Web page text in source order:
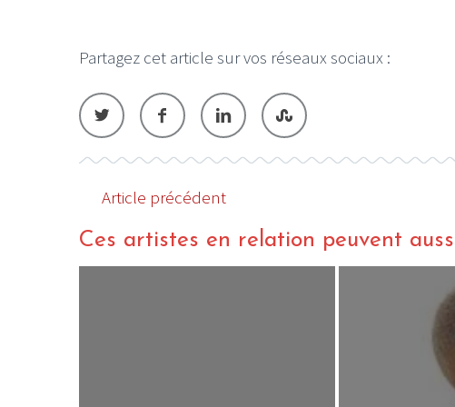
Partagez cet article sur vos réseaux sociaux :
Article précédent
Ces artistes en relation peuvent
LE GROS RIFFIFI
LE GROS RIFFIFI – Surfin’
The Covers !!!
LE GROS